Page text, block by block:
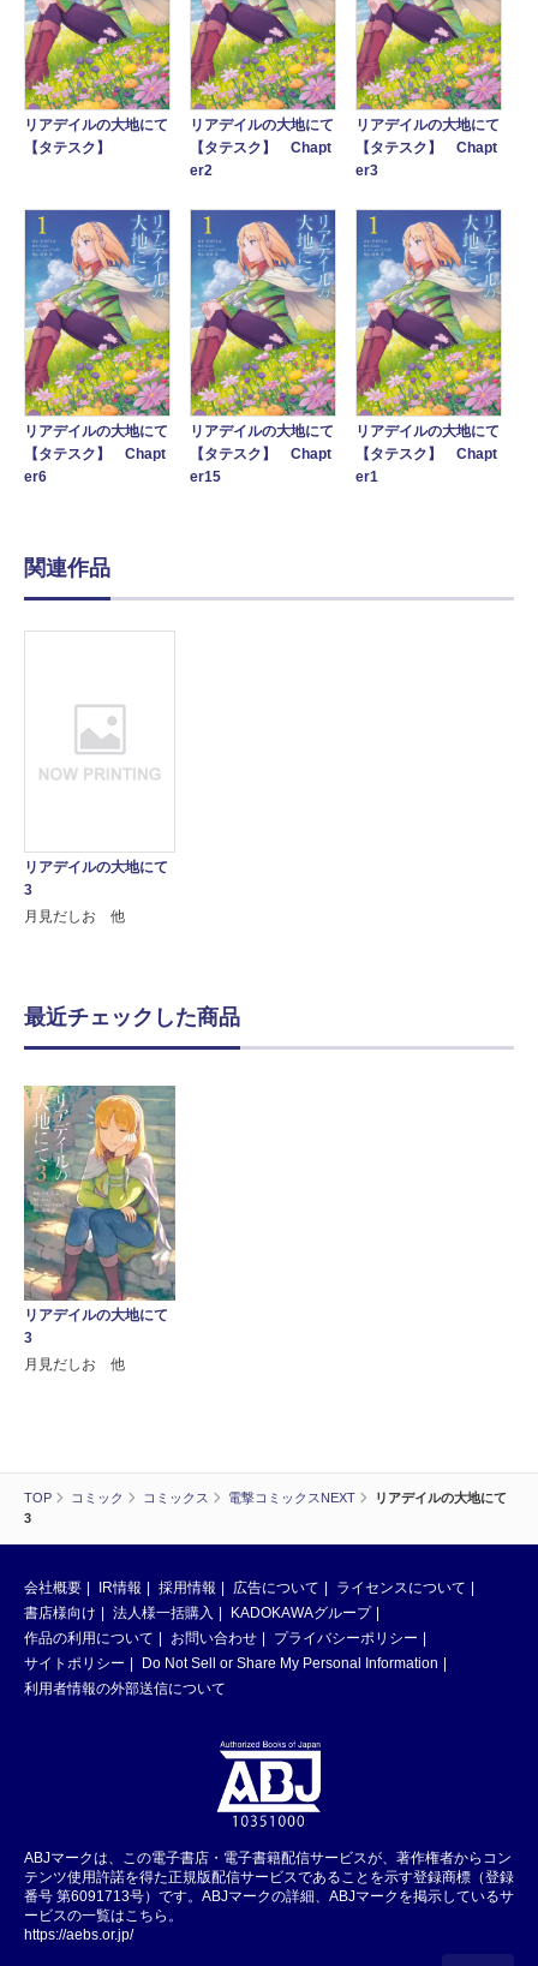
TOP コミック コミックス 電撃コミックスNEXT
リアデイルの大地にて
3
リアデイルの大地にて
【タテスク】
リアデイルの大地にて
【タテスク】 Chapt
er2
リアデイルの大地にて
【タテスク】 Chapt
er3
リアデイルの大地にて
【タテスク】 Chapt
er6
リアデイルの大地にて
【タテスク】 Chapt
er15
リアデイルの大地にて
【タテスク】 Chapt
er1
関連作品
リアデイルの大地にて
3
月見だしお 他
最近チェックした商品
リアデイルの大地にて
3
月見だしお 他
会社概要 IR情報 採用情報 広告について
ライセンスについて
書店様向け
法人様一括購入
KADOKAWAグループ
作品の利用について
お問い合わせ
プライバシーポリシー
サイトポリシー
Do Not Sell or Share My Personal Information
利用者情報の外部送信について
ABJマークは、この電子書店・電子書籍配信サービスが、著作権者からコン
テンツ使用許諾を得た正規版配信サービスであることを示す登録商標（登録
番号 第6091713号）です。ABJマークの詳細、ABJマークを掲示しているサ
ービスの一覧はこちら。
https://aebs.or.jp/